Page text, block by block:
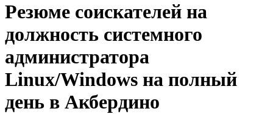
Резюме соискателей на
должность системного
администратора
Linux/Windows на полный
день в Акбердино